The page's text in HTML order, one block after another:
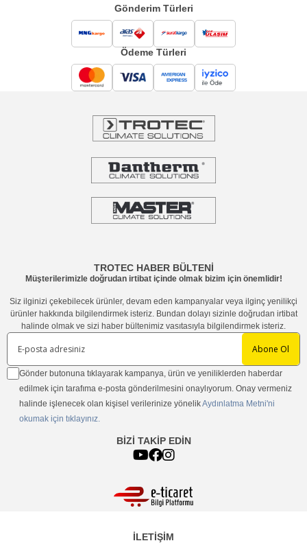
Gönderim Türleri
Ödeme Türleri
TROTEC HABER BÜLTENİ
Müşterilerimizle doğrudan irtibat içinde olmak bizim için önemlidir!
Siz ilginizi çekebilecek ürünler, devam eden kampanyalar veya ilginç yenilikçi
ürünler hakkında bilgilendirmek isteriz. Bundan dolayı sizinle doğrudan irtibat
halinde olmak ve sizi haber bültenimiz vasıtasıyla bilgilendirmek isteriz.
Abone Ol
Gönder butonuna tıklayarak kampanya, ürün ve yeniliklerden haberdar
edilmek için tarafıma e-posta gönderilmesini onaylıyorum. Onay vermeniz
halinde işlenecek olan kişisel verilerinize yönelikAydınlatma Metni'ni
okumak için tıklayınız.
BİZİ TAKİP EDİN
İLETİŞİM